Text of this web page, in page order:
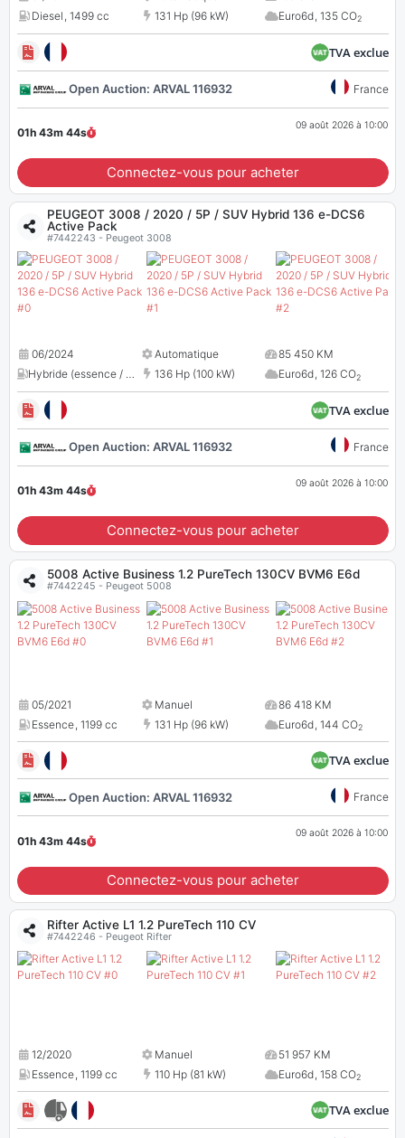
Diesel, 1499 cc 131 Hp (96 kW) Euro6d, 135 CO2
TVA exclue
Open Auction: ARVAL 116932 France
01h 43m 43s
09 août 2026 à 10:00
Connectez-vous pour acheter
PEUGEOT 3008 / 2020 / 5P / SUV Hybrid 136 e-DCS6
Active Pack
#7442243 - Peugeot 3008
06/2024 Automatique
85 450 KM
Hybride (essence / électrique)
,1199 cc
136 Hp (100 kW) Euro6d, 126 CO2
TVA exclue
Open Auction: ARVAL 116932 France
01h 43m 43s
09 août 2026 à 10:00
Connectez-vous pour acheter
5008 Active Business 1.2 PureTech 130CV BVM6 E6d
#7442245 - Peugeot 5008
05/2021 Manuel
86 418 KM
Essence, 1199 cc 131 Hp (96 kW) Euro6d, 144 CO2
TVA exclue
Open Auction: ARVAL 116932 France
01h 43m 43s
09 août 2026 à 10:00
Connectez-vous pour acheter
Rifter Active L1 1.2 PureTech 110 CV
#7442246 - Peugeot Rifter
12/2020 Manuel
51 957 KM
Essence, 1199 cc 110 Hp (81 kW) Euro6d, 158 CO2
TVA exclue